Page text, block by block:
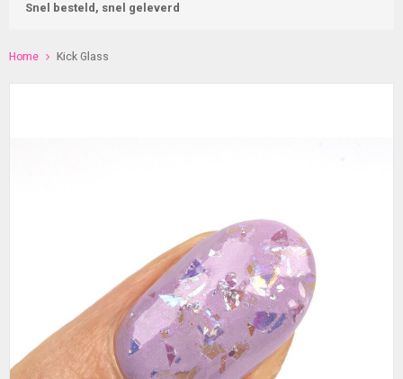
Snel besteld, snel geleverd
Home Kick Glass